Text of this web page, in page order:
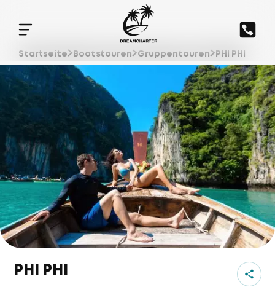
Startseite Bootstouren Gruppentouren PHI PHI
PHI PHI